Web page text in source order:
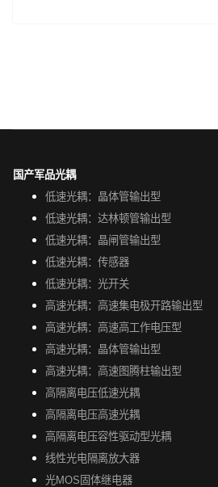
国产军品光耦
低速光耦：晶体管输出型
低速光耦：达林顿管输出型
低速光耦：晶闸管输出型
低速光耦：传感器
低速光耦：光开关
高速光耦：高速集电极开路输出型
高速光耦：高速高工作电压型
高速光耦：晶体管输出型
高速光耦：高速图腾柱输出型
高隔离电压低速光耦
高隔离电压高速光耦
高隔离电压容性驱动型光耦
线性光电隔离放大器
光MOS固体继电器